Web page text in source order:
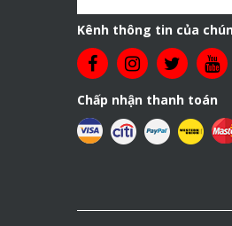
Kênh thông tin của
Chấp nhận thanh toán